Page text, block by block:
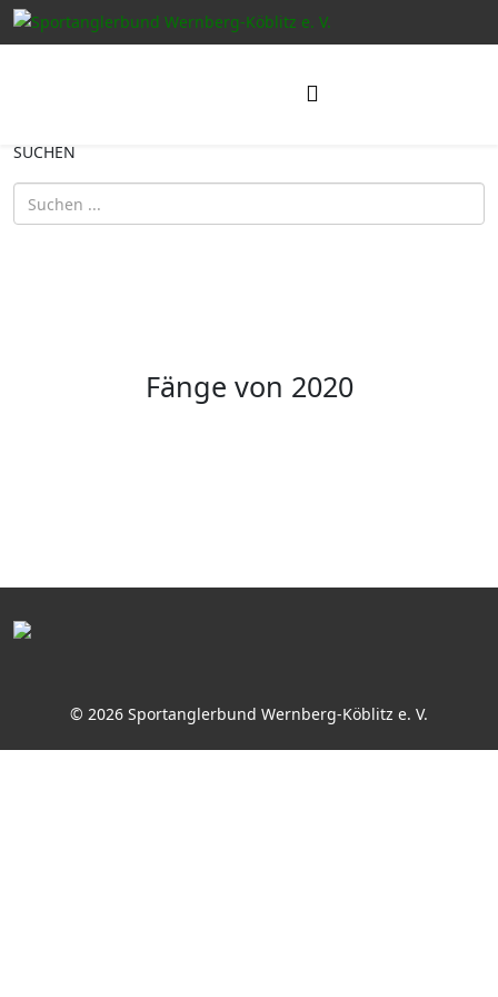
SUCHEN
Fänge von 2020
© 2026 Sportanglerbund Wernberg-Köblitz e. V.